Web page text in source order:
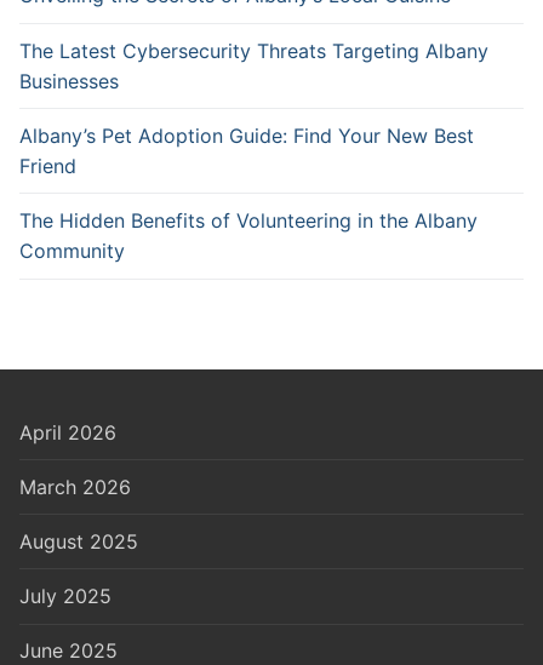
The Latest Cybersecurity Threats Targeting Albany
Businesses
Albany’s Pet Adoption Guide: Find Your New Best
Friend
The Hidden Benefits of Volunteering in the Albany
Community
April 2026
March 2026
August 2025
July 2025
June 2025